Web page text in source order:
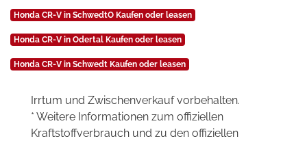
Honda CR-V in SchwedtO Kaufen oder leasen
Honda CR-V in Odertal Kaufen oder leasen
Honda CR-V in Schwedt Kaufen oder leasen
Irrtum und Zwischenverkauf vorbehalten.
* Weitere Informationen zum offiziellen
Kraftstoffverbrauch und zu den offiziellen